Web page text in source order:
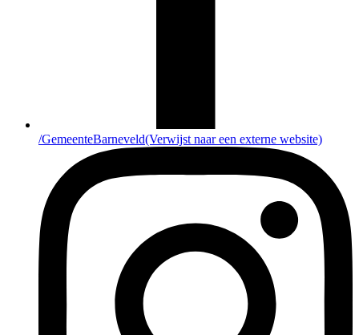
/GemeenteBarneveld(Verwijst naar een externe website)